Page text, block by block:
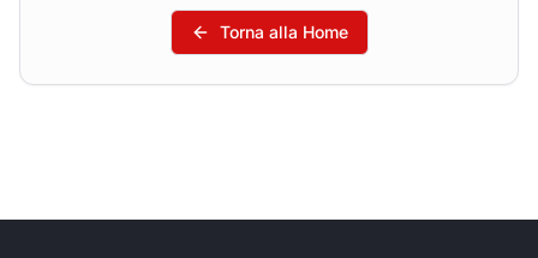
Torna alla Home